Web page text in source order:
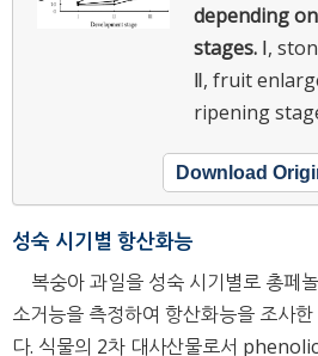
depending
stages. Ⅰ,
Ⅱ, fruit
ripening
Download
성숙 시기별 항산화능
복숭아 과일을 성숙 시기별로 총페
소거능을 측정하여 항산화능을 조사
다. 식물의 2차 대사산물로서